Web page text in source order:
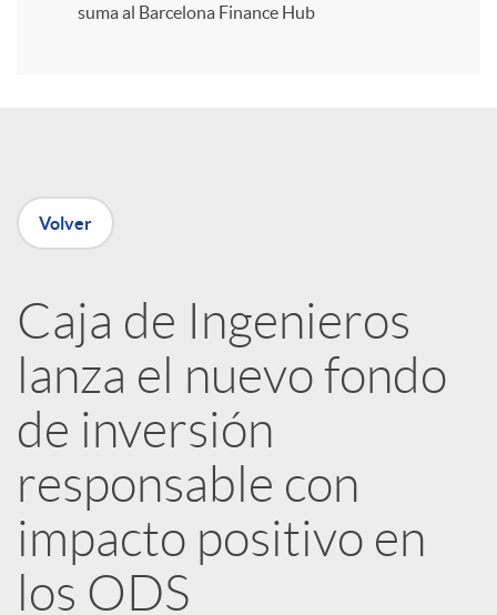
n
R
e
d
e
s
suma al Barcelona Finance Hub
Volver
Caja de Ingenieros
lanza el nuevo fondo
de inversión
responsable con
impacto positivo en
los ODS